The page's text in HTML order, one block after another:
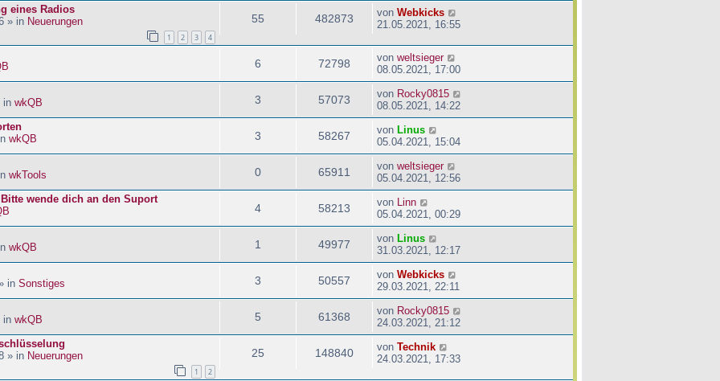
eines Radios
» in Neuerungen
1 2 3 4
55 482873 von Webkicks
21.05.2021, 16:55
6 72798 von weltsieger
08.05.2021, 17:00
in wkQB 3 57073 von Rocky0815
08.05.2021, 14:22
wkQB 3 58267 von Linus
05.04.2021, 15:04
wkTools 0 65911 von weltsieger
05.04.2021, 12:56
wende dich an den Suport
4 58213 von Linn
05.04.2021, 00:29
wkQB 1 49977 von Linus
31.03.2021, 12:17
in Sonstiges 3 50557 von Webkicks
29.03.2021, 22:11
in wkQB 5 61368 von Rocky0815
24.03.2021, 21:12
» in Neuerungen
1 2
25 148840 von Technik
24.03.2021, 17:33